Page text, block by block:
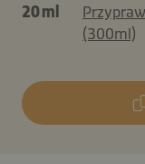
20 ml
(300ml)